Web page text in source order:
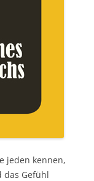
jeden kennen,
das Gefühl